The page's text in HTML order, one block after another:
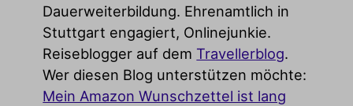
Dauerweiterbildung. Ehrenamtlich in
Stuttgart engagiert, Onlinejunkie.
Reiseblogger auf dem Travellerblog.
Wer diesen Blog unterstützen möchte:
Mein Amazon Wunschzettel ist lang